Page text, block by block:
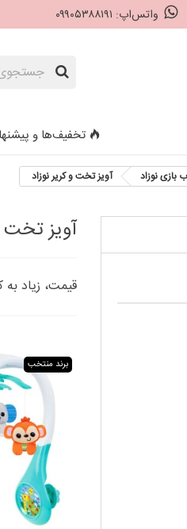
واتس‌اپ: ۰۹۹۰۵۳۸۸۱۹۱
تخفیف‌ها و
بازی نوزاد آویز تخت و کریر نوزاد
آویز تخت
قیمت، زیاد
برند منتخب